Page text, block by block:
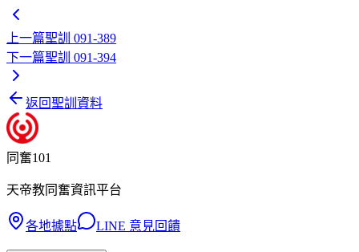
上一篇聖訓 091-389
下一篇聖訓 091-394
返回聖訓資料
同奮101
天帝教同奮資訊平台
各地據點 LINE 意見回饋